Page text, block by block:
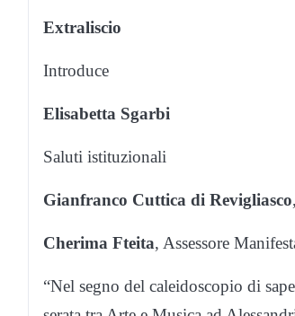
Extraliscio
Introduce
Elisabetta Sgarbi
Saluti istituzionali
Gianfranco Cuttica di Revigliasco
Cherima Fteita, Assessore
“Nel segno del caleidoscopio di